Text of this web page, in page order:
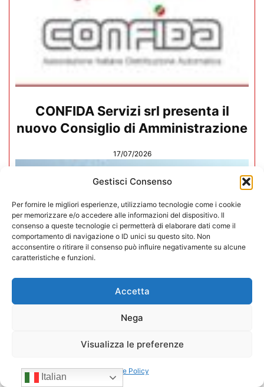
Gestisci Consenso
Per fornire le migliori esperienze, utilizziamo tecnologie come i cookie
per memorizzare e/o accedere alle informazioni del dispositivo. Il
consenso a queste tecnologie ci permetterà di elaborare dati come il
comportamento di navigazione o ID unici su questo sito. Non
acconsentire o ritirare il consenso può influire negativamente su alcune
caratteristiche e funzioni.
Accetta
Nega
Visualizza le preferenze
Cookie Policy
CONFIDA Servizi srl presenta il
nuovo Consiglio di Amministrazione
17/07/2026
Mario Toniutti confermato Vice
Presidente di CONFIDA per il
quadriennio 2026-2030
Italian